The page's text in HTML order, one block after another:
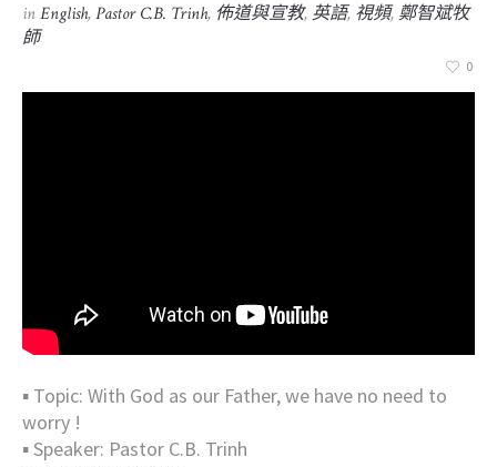
inEnglish,Pastor C.B. Trinh, 佈道與宣教,英語, 視頻,鄭智斌牧
師
0
▪︎ Topic: With God as our Father, we have no need to
worry !
▪︎ Speaker: Pastor C.B. Trinh